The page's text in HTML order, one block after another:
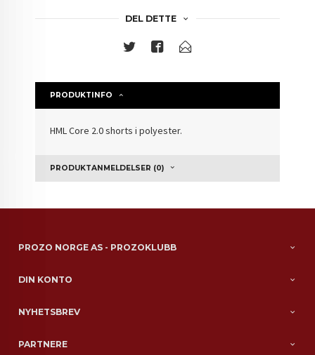
DEL DETTE
PRODUKTINFO
HML Core 2.0 shorts i polyester.
PRODUKTANMELDELSER (0)
PROZO NORGE AS - PROZOKLUBB
DIN KONTO
NYHETSBREV
PARTNERE